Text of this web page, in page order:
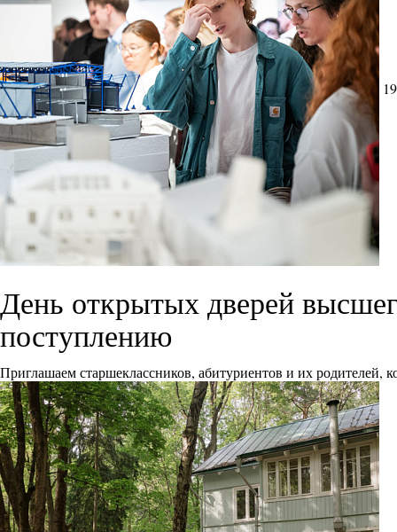
День открытых дверей
поступлению
Приглашаем старшеклассников, абитуриентов и их родителей,